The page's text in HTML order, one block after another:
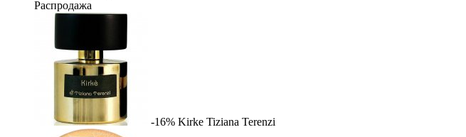
Распродажа
-16% Kirke Tiziana Terenzi